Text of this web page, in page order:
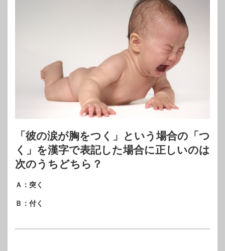
「彼の涙が胸をつく」という場合の「つ
く」を漢字で表記した場合に正しいのは
次のうちどちら？
Ａ：突く
Ｂ：付く